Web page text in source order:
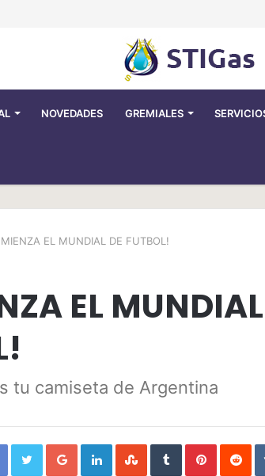
NOVEDADES GREMIALES
EL MUNDIAL DE FUTBOL!
EL
tu camiseta de Argentina
FacebookTwitterGoogle+LinkedInStumbleUpon
TumblrPinterest